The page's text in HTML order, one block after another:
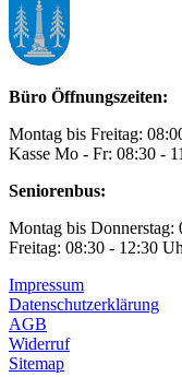
Büro Öffnungszeiten:
Montag bis Freitag:
Kasse Mo - Fr: 08:30 -
Seniorenbus:
Montag bis Donnerstag:
Freitag: 08:30 - 12:30
Impressum
Datenschutzerklärung
AGB
Widerruf
Sitemap